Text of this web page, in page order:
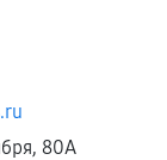
80А